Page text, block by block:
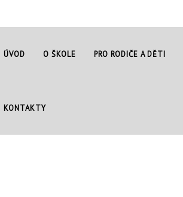
ÚVOD O ŠKOLE PRO RODIČE A DĚTI
KONTAKTY